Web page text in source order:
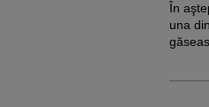
În
una